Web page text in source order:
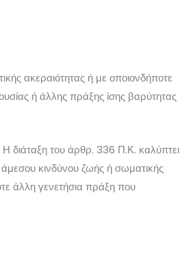
ακεραιότητας ή με οποιονδήποτε
ή άλλης πράξης ίσης βαρύτητας
διάταξη του άρθρ. 336 Π.Κ. καλύπτει
κινδύνου ζωής ή σωματικής
άλλη γενετήσια πράξη που